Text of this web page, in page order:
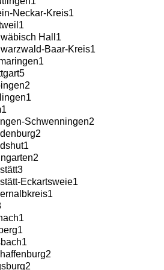
Neckar-Kreis1
1
Hall 1
Baar-Kreis1
1
5
2
1
1
Schwenningen2
2
1
2
3
Eckartsweie1
1
1
1
1
2
2